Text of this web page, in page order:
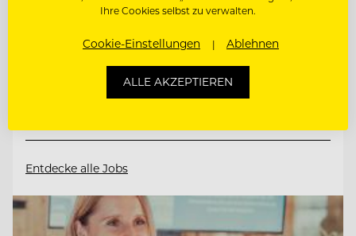
SOCIAL MEDIA SPECIALIST (M/W/D)
Entdecke alle Jobs
Ihre Cookies selbst zu verwalten.
Cookie-Einstellungen Ablehnen
ALLE AKZEPTIEREN